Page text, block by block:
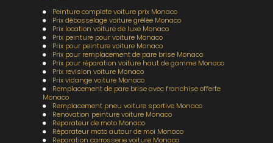
Peinture complete voiture prix Monaco
Prix débosselage voiture grêlée Monaco
Prix location voiture de luxe Monaco
Prix peinture pour voiture Monaco
Prix pour peinture voiture Monaco
Prix pour remplacement de pare brise Monaco
Prix pour réparation voiture haut de gamme Monaco
Prix revision voiture Monaco
Prix vidange voiture Monaco
Remplacement de pare brise avec franchise offerte
Monaco
Remplacement pneu voiture sportive Monaco
Renovation peinture voiture Monaco
Reparateur de moto Monaco
Réparateur moto autour de moi Monaco
Reparation carrosserie voiture Monaco